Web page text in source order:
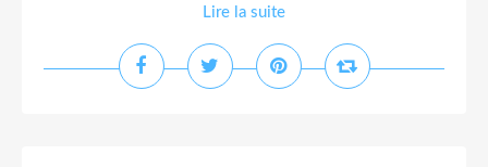
Lire la suite